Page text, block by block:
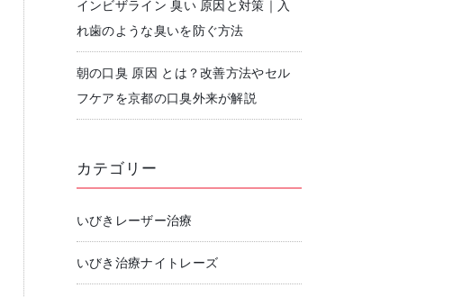
インビザライン 臭い 原因と対策｜入
れ歯のような臭いを防ぐ方法
朝の口臭 原因 とは？改善方法やセル
フケアを京都の口臭外来が解説
カテゴリー
いびきレーザー治療
いびき治療ナイトレーズ